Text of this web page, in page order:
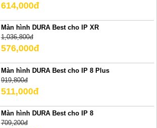
614,000đ
Màn hình DURA Best cho IP XR
1,036,800đ
576,000đ
Màn hình DURA Best cho IP 8 Plus
919,800đ
511,000đ
Màn hình DURA Best cho IP 8
709,200đ